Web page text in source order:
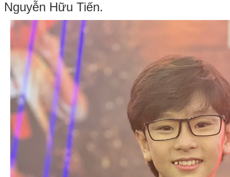
Nguyễn Hữu Tiến.